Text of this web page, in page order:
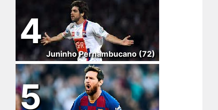
4
Juninho Pernambucano (72)
5